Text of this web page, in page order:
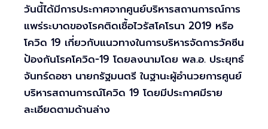
วันนี้ได้มีการประกาศจากศูนย์บริหารสถานการณ์การ
แพร่ระบาดของโรคติดเชื้อไวรัสโคโรนา 2019 หรือ
โควิด 19 เกี่ยวกับแนวทางในการบริหารจัดการวัคซีน
ป้องกันโรคโควิด-19 โดยลงนามโดย พล.อ. ประยุทธ์
จันทร์ดอชา นายกรัฐมนตรี ในฐานะผู้อำนวยการศูนย์
บริหารสถานการณ์โควิด 19 โดยมีประกาศมีราย
ละเอียดตามด้านล่าง